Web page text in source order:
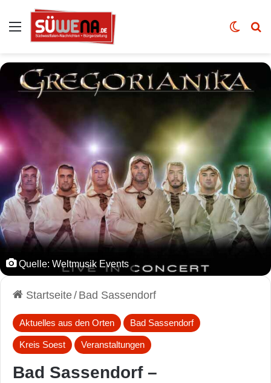
Auswahl Skin
Quelle: Weltmusik Events
Startseite/ Bad Sassendorf
Aktuelles aus den Orten Bad Sassendorf
Kreis Soest Veranstaltungen
Bad Sassendorf –